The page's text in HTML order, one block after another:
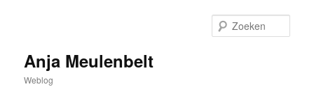
inhoudAnja Meulenbelt
Weblog